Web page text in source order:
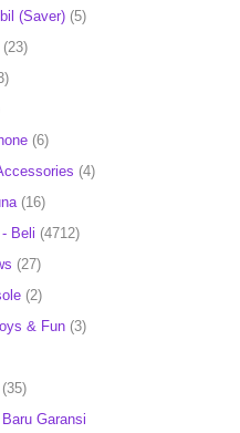
(Saver) (5)
(23)
(6)
(4)
(16)
Beli (4712)
(27)
(2)
& Fun (3)
(35)
Garansi